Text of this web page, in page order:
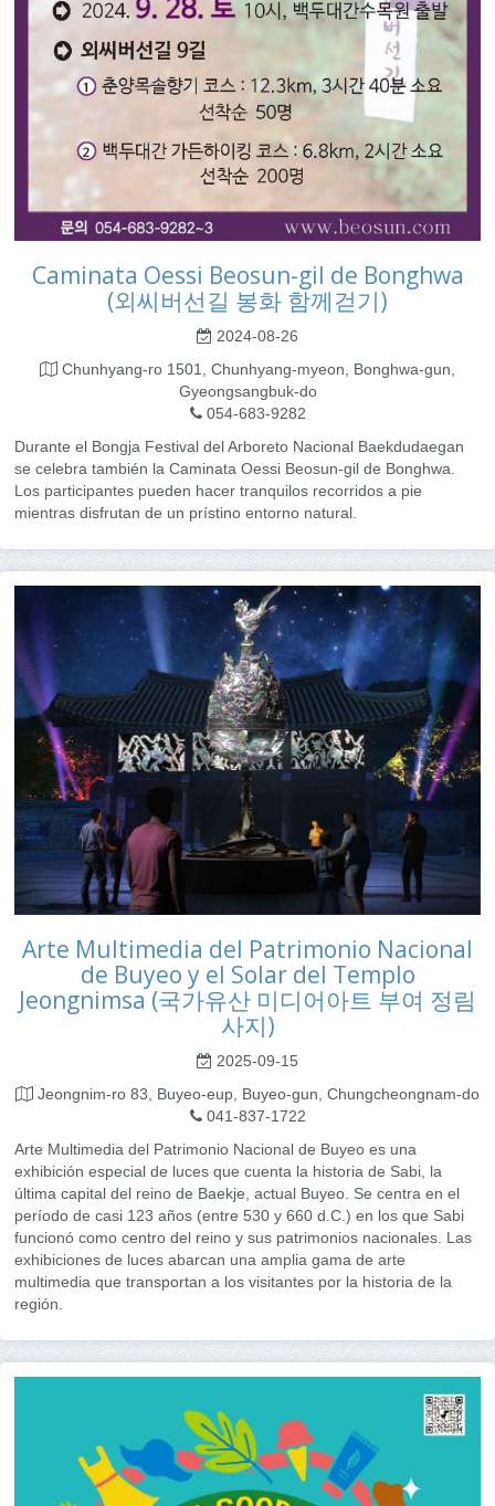
Caminata Oessi Beosun-gil de Bonghwa
(외씨버선길 봉화 함께걷기)
2024-08-26
Chunhyang-ro 1501, Chunhyang-myeon, Bonghwa-gun,
Gyeongsangbuk-do
054-683-9282
Durante el Bongja Festival del Arboreto Nacional Baekdudaegan
se celebra también la Caminata Oessi Beosun-gil de Bonghwa.
Los participantes pueden hacer tranquilos recorridos a pie
mientras disfrutan de un prístino entorno natural.
Arte Multimedia del Patrimonio Nacional
de Buyeo y el Solar del Templo
Jeongnimsa (국가유산 미디어아트 부여 정림
사지)
2025-09-15
Jeongnim-ro 83, Buyeo-eup, Buyeo-gun, Chungcheongnam-do
041-837-1722
Arte Multimedia del Patrimonio Nacional de Buyeo es una
exhibición especial de luces que cuenta la historia de Sabi, la
última capital del reino de Baekje, actual Buyeo. Se centra en el
período de casi 123 años (entre 530 y 660 d.C.) en los que Sabi
funcionó como centro del reino y sus patrimonios nacionales. Las
exhibiciones de luces abarcan una amplia gama de arte
multimedia que transportan a los visitantes por la historia de la
región.